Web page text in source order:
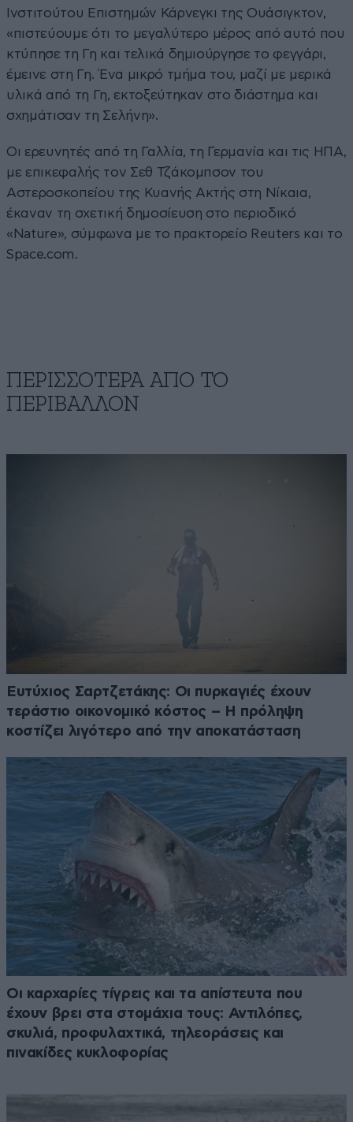
Ινστιτούτου Επιστημών Κάρνεγκι της Ουάσιγκτον,
«πιστεύουμε ότι το μεγαλύτερο μέρος από αυτό που
κτύπησε τη Γη και τελικά δημιούργησε το φεγγάρι,
έμεινε στη Γη. Ένα μικρό τμήμα του, μαζί με μερικά
υλικά από τη Γη, εκτοξεύτηκαν στο διάστημα και
σχημάτισαν τη Σελήνη».
Οι ερευνητές από τη Γαλλία, τη Γερμανία και τις ΗΠΑ,
με επικεφαλής τον Σεθ Τζάκομπσον του
Αστεροσκοπείου της Κυανής Ακτής στη Νίκαια,
έκαναν τη σχετική δημοσίευση στο περιοδικό
«Nature», σύμφωνα με το πρακτορείο Reuters και το
Space.com.
ΠΕΡΙΣΣΟΤΕΡΑ ΑΠΟ ΤΟ
ΠΕΡΙΒΑΛΛΟΝ
Ευτύχιος Σαρτζετάκης: Οι πυρκαγιές έχουν
τεράστιο οικονομικό κόστος – Η πρόληψη
κοστίζει λιγότερο από την αποκατάσταση
Οι καρχαρίες τίγρεις και τα απίστευτα που
έχουν βρει στα στομάχια τους: Αντιλόπες,
σκυλιά, προφυλαχτικά, τηλεοράσεις και
πινακίδες κυκλοφορίας